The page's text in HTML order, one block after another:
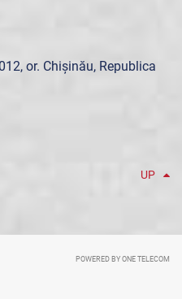
or. Chișinău, Republica
UP
POWERED BY ONE TELECOM